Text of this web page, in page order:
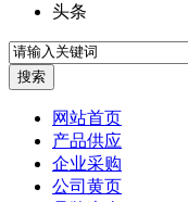
头条
网站首页
产品供应
企业采购
公司黄页